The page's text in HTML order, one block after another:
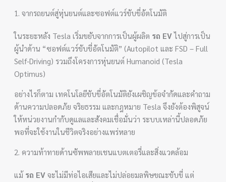
1. จากรถยนต์สู่หุ่นยนต์และซอฟต์แวร์ขับขี่อัตโนมัติ
ในระยะหลัง Tesla เริ่มขยับจากการเป็นผู้ผลิต รถ EVไปสู่การเป็น
ผู้นำด้าน “ซอฟต์แวร์ขับขี่อัตโนมัติ” (Autopilot และ FSD – Full
Self-Driving) รวมถึงโครงการหุ่นยนต์ Humanoid (Tesla
Optimus)
อย่างไรก็ตาม เทคโนโลยีขับขี่อัตโนมัติยังเผชิญข้อจำกัดและคำถาม
ด้านความปลอดภัย จริยธรรม และกฎหมาย Tesla จึงยังต้องพิสูจน์
ให้หน่วยงานกำกับดูแลและสังคมเชื่อมั่นว่า ระบบเหล่านี้ปลอดภัย
พอที่จะใช้งานในชีวิตจริงอย่างแพร่หลาย
2. ความท้าทายด้านซัพพลายเชนแบตเตอรี่และสิ่งแวดล้อม
แม้ รถ EV จะไม่มีท่อไอเสียและไม่ปล่อยมลพิษขณะขับขี่ แต่